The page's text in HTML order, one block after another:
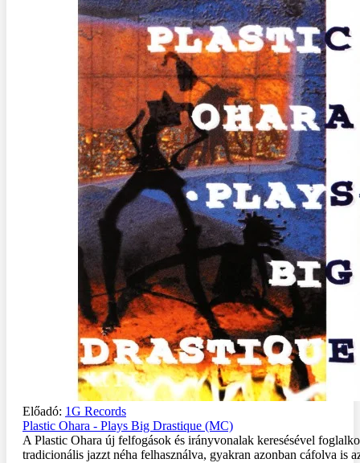
Előadó: 1G Records
Plastic Ohara - Plays Big Drastique (MC)
A Plastic Ohara új felfogások és irányvonalak keresésével
tradicionális jazzt néha felhasználva, gyakran azonban cáfolva is